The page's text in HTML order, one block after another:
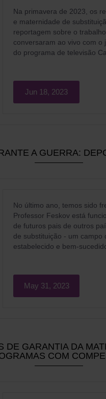
Na primavera de 2023, os
e maternidade de
reportagem sobre o
conversaram ao vivo com o
do programa de televisão
Jun 18, 2023
A GUERRA:
No último ano, temos sido
Professor Feskov está
de futuros pais de outros
de substituição - um
estabelecido e bem-
May 31, 2023
DE GARANTIA DA
COM